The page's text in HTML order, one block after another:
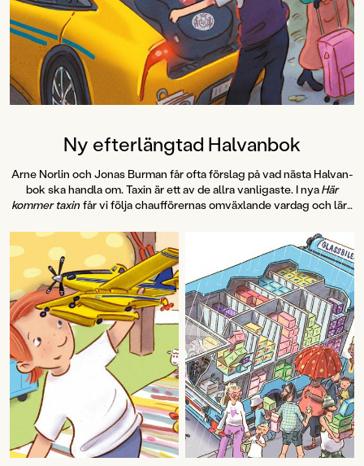
Hallhagen tipsar om årets bästa
böcker för barn och unga i
SvD"Mycket underhållande,
särskilt att rutscha med i Jenny
Dahlbergs bilder som inte sitter still
en enda sekund. På vartenda
uppslag finns tusen detaljer att
följa familjens hund på dess
sniffande äventyr." - Pia Huss,
DN"En bok som kommer att locka
till skratt hos såväl små som stora." -
BTJ.
Ny efterlängtad Halvanbok
Arne Norlin och Jonas Burman får ofta förslag på vad nästa Halvan-
bok ska handla om. Taxin är ett av de allra vanligaste. I nyaHär
kommer taxin får vi följa chaufförernas omväxlande vardag och lära
första svenska taxin såg ut.